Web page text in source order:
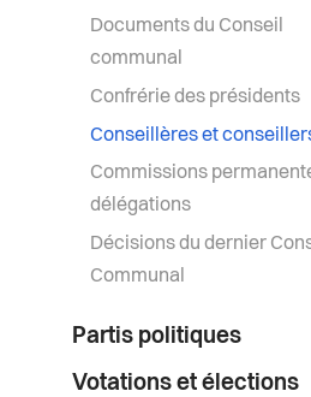
Documents du Conseil
communal
Confrérie des présidents
Conseillères et
Commissions
délégations
Décisions du dernier
Communal
Partis politiques
Votations et élections